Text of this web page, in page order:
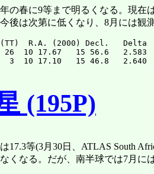
年の春に9等まで明るくなる。現在
後は次第に低くなり、8月には観
R.A. (2000) Decl.
26  10 17.67   15 56.6
(195P)
17.3等(3月30日、ATLAS South
くなる。だが、南半球では7月に